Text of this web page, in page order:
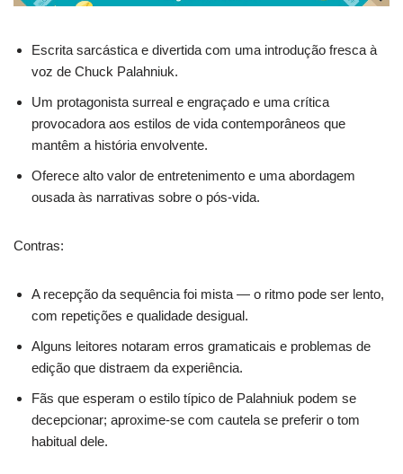
Escrita sarcástica e divertida com uma introdução fresca à
voz de Chuck Palahniuk.
Um protagonista surreal e engraçado e uma crítica
provocadora aos estilos de vida contemporâneos que
mantêm a história envolvente.
Oferece alto valor de entretenimento e uma abordagem
ousada às narrativas sobre o pós-vida.
Contras:
A recepção da sequência foi mista — o ritmo pode ser lento,
com repetições e qualidade desigual.
Alguns leitores notaram erros gramaticais e problemas de
edição que distraem da experiência.
Fãs que esperam o estilo típico de Palahniuk podem se
decepcionar; aproxime-se com cautela se preferir o tom
habitual dele.